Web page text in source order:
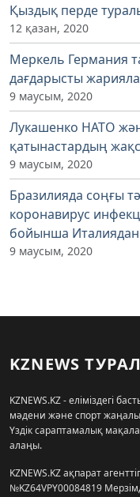
Қыздық перде
12 қазан, 2020
Меркель Германия
дағдарысты
9 маусым, 2020
Лукашенко НАТО
қатынастардың
9 маусым, 2020
Бразилияда соңғы
коронавирус
бойынша Италиядан
9 маусым, 2020
KZNEWS
KZNEWS.KZ - еліміздегі
мәдени және спорт
Үздік сараптамалық
алаңы.
KZNEWS.KZ ақпарат
№KZ64VPY00084819